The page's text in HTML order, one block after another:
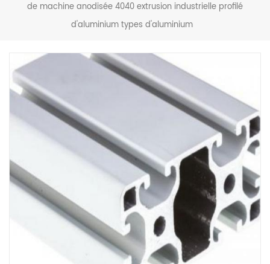
de machine anodisée 4040 extrusion industrielle profilé
d'aluminium types d'aluminium